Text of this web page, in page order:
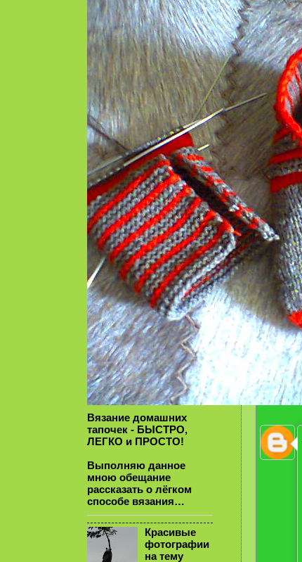
Вязание домашних
тапочек - БЫСТРО,
ЛЕГКО и ПРОСТО!
Выполняю данное
мною обещание
рассказать о лёгком
способе вязания…
Красивые
фотографии
на тему